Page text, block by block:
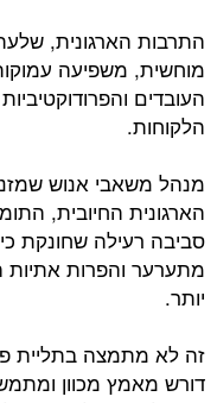
התרבות הארגונית,
מוחשית, משפיעה
העובדים
הלקוחות.
מנהל משאבי אנוש
הארגונית החיובית,
סביבה רעילה שחונקת
מתערער והפרות אתיות
יותר.
זה לא מתמצה בתליית
דורש מאמץ מכוון